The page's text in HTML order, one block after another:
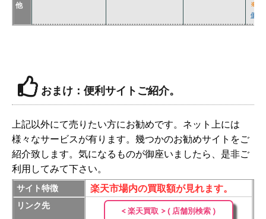
他
※
価格
おまけ：便利サイトご紹介。
上記以外にて売りたい方にお勧めです。ネット上には
様々なサービスが有ります。幾つかのお勧めサイトをご
紹介致します。気になるものが御座いましたら、是非ご
利用してみて下さい。
サイト特徴 楽天市場内の買取額が見れます。
リンク先
< 楽天買取 > ( 店舗別検索 )